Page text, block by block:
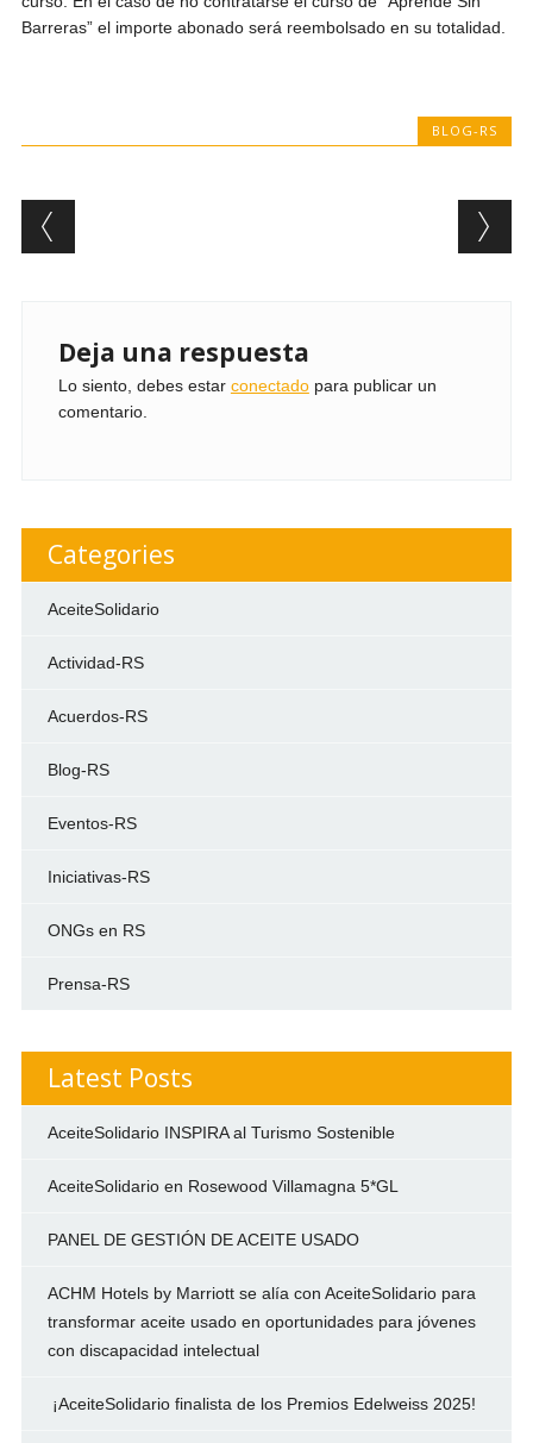
Barreras” el importe abonado será reembolsado en su totalidad.
BLOG-RS
Post navigation
Deja una respuesta
Lo siento, debes estar conectadopara publicar un
comentario.
Categories
AceiteSolidario
Actividad-RS
Acuerdos-RS
Blog-RS
Eventos-RS
Iniciativas-RS
ONGs en RS
Prensa-RS
Latest Posts
AceiteSolidario INSPIRA al Turismo Sostenible
AceiteSolidario en Rosewood Villamagna 5*GL
PANEL DE GESTIÓN DE ACEITE USADO
ACHM Hotels by Marriott se alía con AceiteSolidario para
transformar aceite usado en oportunidades para jóvenes
con discapacidad intelectual
¡AceiteSolidario finalista de los Premios Edelweiss 2025!